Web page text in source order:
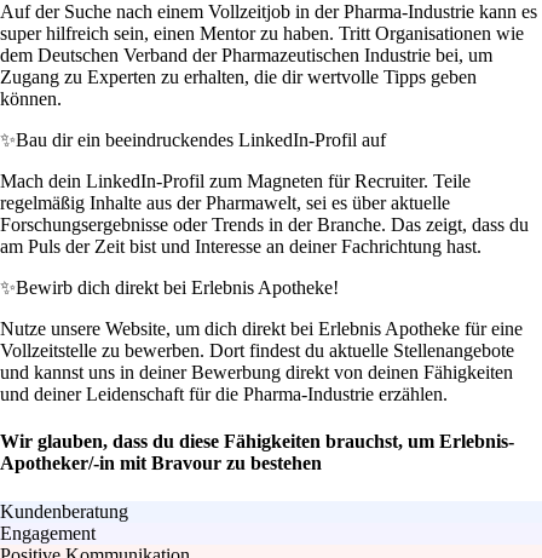
Auf der Suche nach einem Vollzeitjob in der Pharma-Industrie kann es
super hilfreich sein, einen Mentor zu haben. Tritt Organisationen wie
dem Deutschen Verband der Pharmazeutischen Industrie bei, um
Zugang zu Experten zu erhalten, die dir wertvolle Tipps geben
können.
✨Bau dir ein beeindruckendes LinkedIn-Profil auf
Mach dein LinkedIn-Profil zum Magneten für Recruiter. Teile
regelmäßig Inhalte aus der Pharmawelt, sei es über aktuelle
Forschungsergebnisse oder Trends in der Branche. Das zeigt, dass du
am Puls der Zeit bist und Interesse an deiner Fachrichtung hast.
✨Bewirb dich direkt bei Erlebnis Apotheke!
Nutze unsere Website, um dich direkt bei Erlebnis Apotheke für eine
Vollzeitstelle zu bewerben. Dort findest du aktuelle Stellenangebote
und kannst uns in deiner Bewerbung direkt von deinen Fähigkeiten
und deiner Leidenschaft für die Pharma-Industrie erzählen.
Wir glauben, dass du diese Fähigkeiten brauchst, um Erlebnis-
Apotheker/-in mit Bravour zu bestehen
Kundenberatung
Engagement